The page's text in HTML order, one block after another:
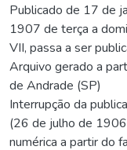
Publicado de 17 de
1907 de terça a
VII, passa a ser
Arquivo gerado a
de Andrade (SP)
Interrupção da
(26 de julho de
numérica a partir do